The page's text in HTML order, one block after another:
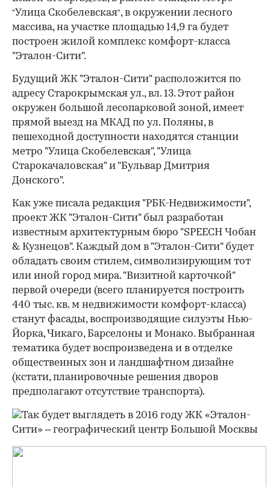
"Улица Скобелевская", в окружении лесного
массива, на участке площадью 14,9 га будет
построен жилой комплекс комфорт-класса
"Эталон-Сити".
Будущий ЖК "Эталон-Сити" расположится по
адресу Старокрымская ул., вл. 13. Этот район
окружен большой лесопарковой зоной, имеет
прямой выезд на МКАД по ул. Поляны, в
пешеходной доступности находятся станции
метро "Улица Скобелевская", "Улица
Старокачаловская" и "Бульвар Дмитрия
Донского".
Как уже писала редакция "РБК-Недвижимости",
проект ЖК "Эталон-Сити" был разработан
известным архитектурным бюро "SPEECH Чобан
& Кузнецов". Каждый дом в "Эталон-Сити" будет
обладать своим стилем, символизирующим тот
или иной город мира. "Визитной карточкой"
первой очереди (всего планируется построить
440 тыс. кв. м недвижимости комфорт-класса)
станут фасады, воспроизводящие силуэты Нью-
Йорка, Чикаго, Барселоны и Монако. Выбранная
тематика будет воспроизведена и в отделке
общественных зон и ландшафтном дизайне
(кстати, планировочные решения дворов
предполагают отсутствие транспорта).